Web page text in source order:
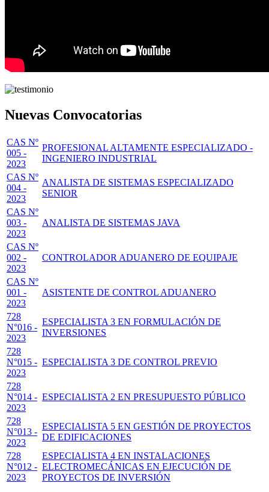
Nuevas Convocatorias
CAS Nº
005 -
2023
PROFESIONAL ALTAMENTE ESPECIALIZADO -
INGENIERO INDUSTRIAL
CAS Nº
004 -
2023
ANALISTA DE SISTEMAS ESPECIALIZADO
SENIOR
CAS Nº
003 -
2023
ANALISTA DE SISTEMAS JAVA
CAS Nº
002 -
2023
CONTROLADOR ADUANERO DE EQUIPAJE
CAS Nº
001 -
2023
ASISTENTE DE CONTROL ADUANERO
728
N°016 -
2023
ESPECIALISTA 3 EN FORMULACIÓN DE
INVERSIONES
728
N°015 -
2023
ESPECIALISTA 3 DE CONTROL PREVIO
728
N°014 -
2023
ESPECIALISTA 2 EN PRESUPUESTO PÚBLICO
728
N°013 -
2023
ESPECIALISTA 5 EN GESTIÓN DE PROYECTOS
DE EDIFICACIONES
728
N°012 -
2023
ESPECIALISTA 4 EN INSTALACIONES
ELECTROMECÁNICAS EN EJECUCIÓN DE
PROYECTOS DE INVERSIÓN